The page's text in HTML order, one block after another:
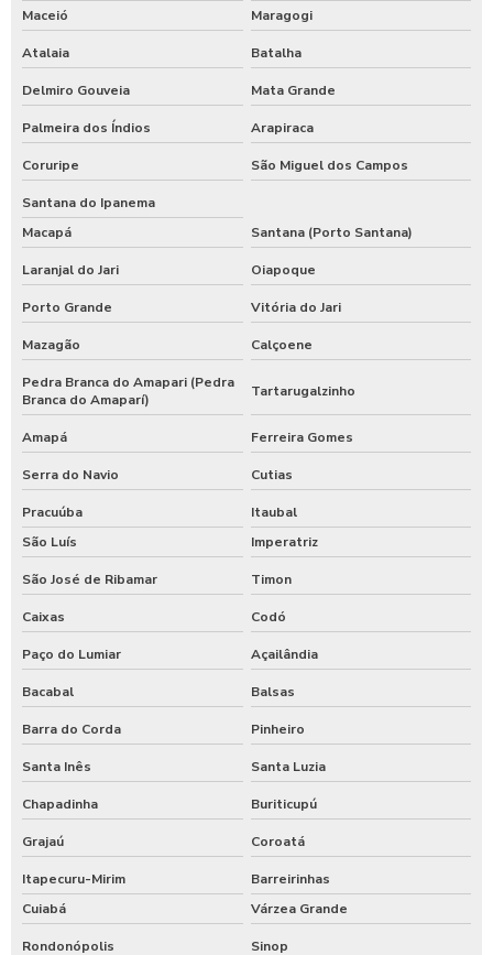
Maceió
Maragogi
Atalaia Batalha
Delmiro Gouveia Mata Grande
Palmeira dos Índios Arapiraca
Coruripe São Miguel dos Campos
Santana do Ipanema
Macapá
Santana (Porto Santana)
Laranjal do Jari Oiapoque
Porto Grande Vitória do Jari
Mazagão Calçoene
Pedra Branca do Amapari (Pedra
Branca do Amaparí)
Tartarugalzinho
Amapá Ferreira Gomes
Serra do Navio Cutias
Pracuúba
Itaubal
São Luís
Imperatriz
São José de Ribamar Timon
Caixas Codó
Paço do Lumiar Açailândia
Bacabal Balsas
Barra do Corda Pinheiro
Santa Inês Santa Luzia
Chapadinha Buriticupú
Grajaú Coroatá
Itapecuru-Mirim
Barreirinhas
Cuiabá
Várzea Grande
Rondonópolis Sinop